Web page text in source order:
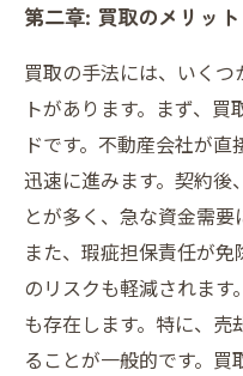
第二章: 買取のメリッ
買取の手法には、いく
トがあります。まず、
ドです。不動産会社が
迅速に進みます。契約後
とが多く、急な資金需要
また、瑕疵担保責任が
のリスクも軽減されます
も存在します。特に、
ることが一般的です。